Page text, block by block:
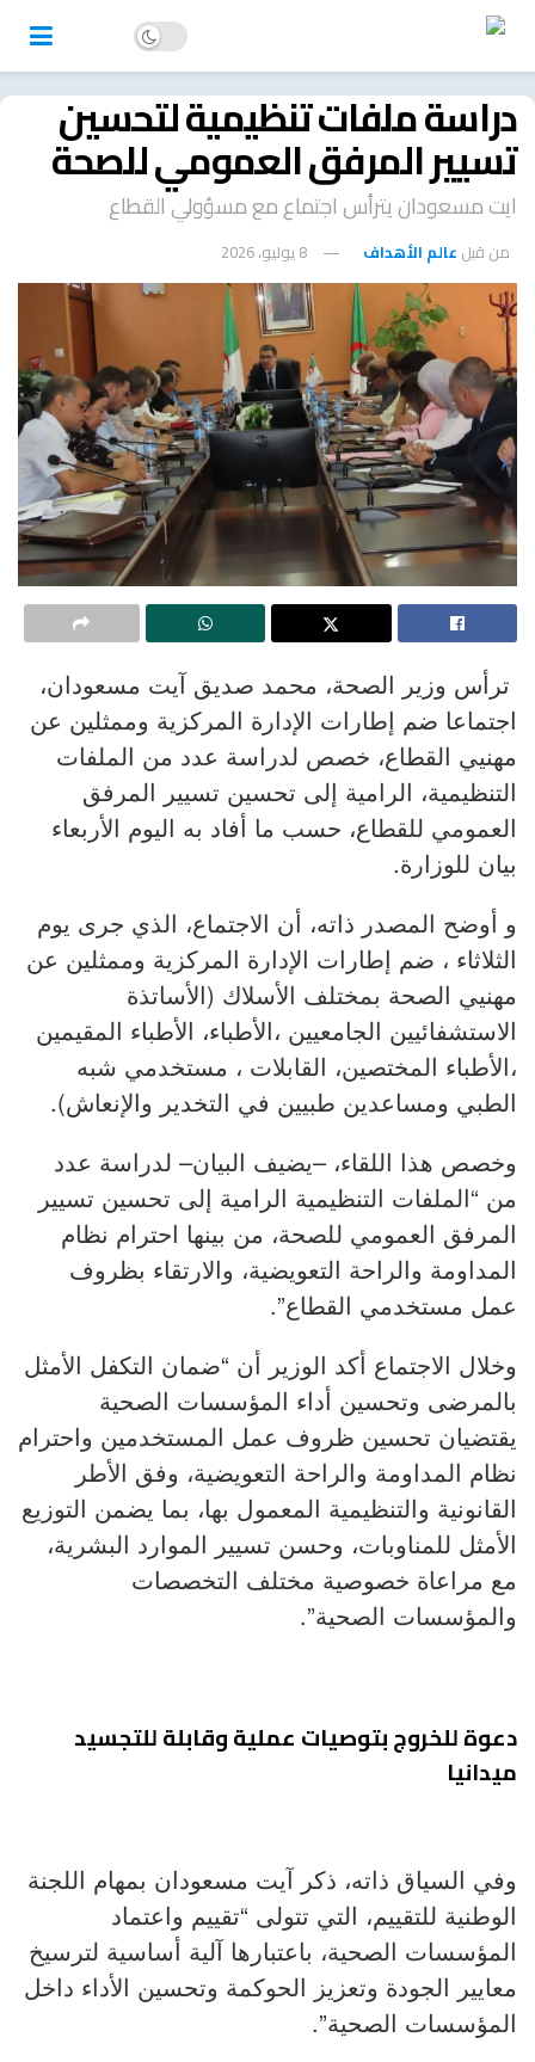
دراسة ملفات تنظيمية لتحسين
تسيير المرفق العمومي للصحة
ايت مسعودان يترأس اجتماع مع مسؤولي القطاع
من قبل عالم الأهداف 8 يوليو، 2026
ترأس وزير الصحة، محمد صديق آيت مسعودان،
اجتماعا ضم إطارات الإدارة المركزية وممثلين عن
مهنيي القطاع، خصص لدراسة عدد من الملفات
التنظيمية، الرامية إلى تحسين تسيير المرفق
العمومي للقطاع، حسب ما أفاد به اليوم الأربعاء
بيان للوزارة.
و أوضح المصدر ذاته، أن الاجتماع، الذي جرى يوم
الثلاثاء ، ضم إطارات الإدارة المركزية وممثلين عن
مهنيي الصحة بمختلف الأسلاك (الأساتذة
الاستشفائيين الجامعيين ،الأطباء، الأطباء المقيمين
،الأطباء المختصين، القابلات ، مستخدمي شبه
الطبي ومساعدين طبيين في التخدير والإنعاش).
وخصص هذا اللقاء، –يضيف البيان– لدراسة عدد
من “الملفات التنظيمية الرامية إلى تحسين تسيير
المرفق العمومي للصحة، من بينها احترام نظام
المداومة والراحة التعويضية، والارتقاء بظروف
عمل مستخدمي القطاع”.
وخلال الاجتماع أكد الوزير أن “ضمان التكفل الأمثل
بالمرضى وتحسين أداء المؤسسات الصحية
يقتضيان تحسين ظروف عمل المستخدمين واحترام
نظام المداومة والراحة التعويضية، وفق الأطر
القانونية والتنظيمية المعمول بها، بما يضمن التوزيع
الأمثل للمناوبات، وحسن تسيير الموارد البشرية،
مع مراعاة خصوصية مختلف التخصصات
والمؤسسات الصحية”.
دعوة للخروج بتوصيات عملية وقابلة للتجسيد
ميدانيا
وفي السياق ذاته، ذكر آيت مسعودان بمهام اللجنة
الوطنية للتقييم، التي تتولى “تقييم واعتماد
المؤسسات الصحية، باعتبارها آلية أساسية لترسيخ
معايير الجودة وتعزيز الحوكمة وتحسين الأداء داخل
المؤسسات الصحية”.